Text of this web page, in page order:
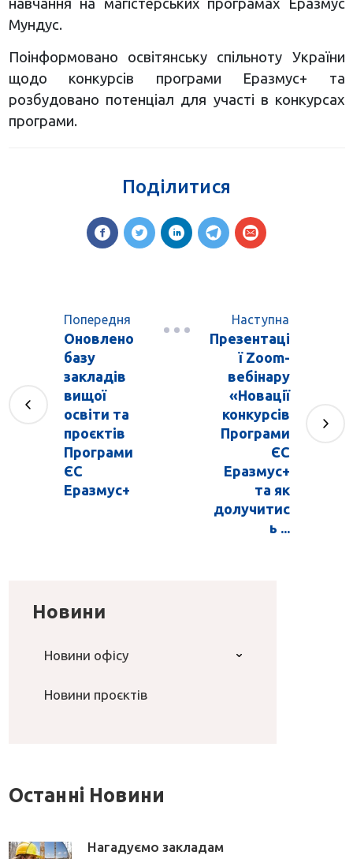
Мундус.
Поінформовано освітянську спільноту України
щодо конкурсів програми Еразмус+ та
розбудовано потенціал для участі в конкурсах
програми.
Поділитися
Попередня
Оновлено
базу
закладів
вищої
освіти та
проєктів
Програми
ЄС
Еразмус+
Наступна
Презентаці
ї Zoom-
вебінару
«Новації
конкурсів
Програми
ЄС
Еразмус+
та як
долучитис
ь ...
Новини
Новини офісу
Новини проєктів
Останні Новини
Нагадуємо закладам